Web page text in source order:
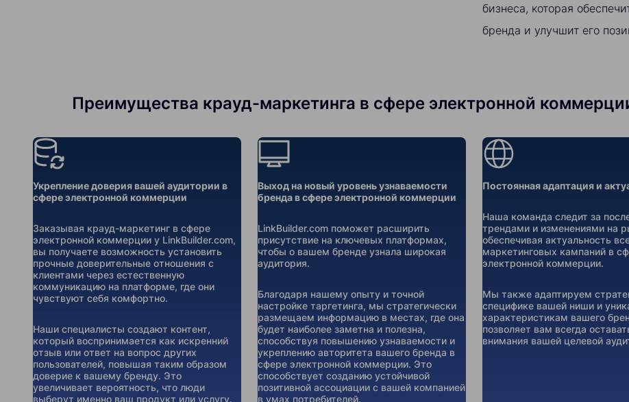
бизнеса, которая
бренда и улучшит его
Преимущества крауд-маркетинга в сфере электронной
Укрепление доверия вашей аудитории в
сфере электронной коммерции
Заказывая крауд-маркетинг в сфере
электронной коммерции у LinkBuilder.com,
вы получаете возможность установить
прочные доверительные отношения с
клиентами через естественную
коммуникацию на платформе, где они
чувствуют себя комфортно.
Наши специалисты создают контент,
который воспринимается как искренний
отзыв или ответ на вопрос других
пользователей, повышая таким образом
доверие к вашему бренду. Это
увеличивает вероятность, что люди
выберут именно ваш продукт или услугу.
Выход на новый уровень узнаваемости
бренда в сфере электронной коммерции
LinkBuilder.com поможет расширить
присутствие на ключевых платформах,
чтобы о вашем бренде узнала широкая
аудитория.
Благодаря нашему опыту и точной
настройке таргетинга, мы стратегически
размещаем информацию в местах, где она
будет наиболее заметна и полезна,
способствуя повышению узнаваемости и
укреплению авторитета вашего бренда в
сфере электронной коммерции. Это
способствует созданию устойчивой
позитивной ассоциации с вашей компанией
в умах потребителей.
Постоянная адаптация и
Наша команда следит за
трендами и изменениями на
обеспечивая актуальность
маркетинговых кампаний в
электронной коммерции.
Мы также адаптируем
специфике вашей ниши и
характеристикам вашего
позволяет вам всегда
внимания вашей целевой